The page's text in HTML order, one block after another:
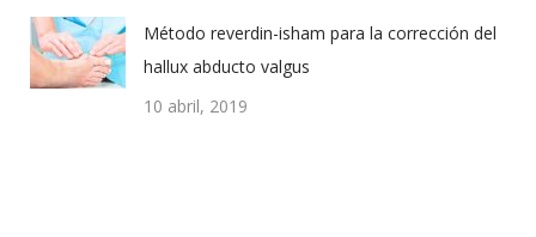
Método reverdin-isham para la corrección del
hallux abducto valgus
10 abril, 2019